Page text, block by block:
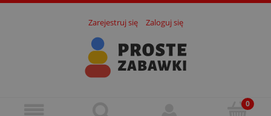
Zarejestruj się Zaloguj się